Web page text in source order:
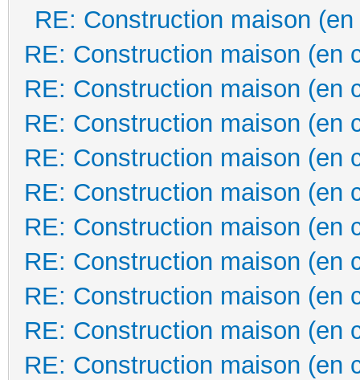
RE: Construction maison
RE: Construction maison (en
RE: Construction maison (en
RE: Construction maison (en
RE: Construction maison (en
RE: Construction maison (en
RE: Construction maison (en
RE: Construction maison (en
RE: Construction maison (en
RE: Construction maison (en
RE: Construction maison (en